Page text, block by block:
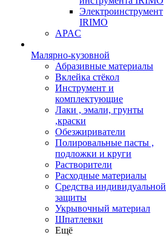
Электроинструмент
IRIMO
APAC
Малярно-кузовной
Абразивные материалы
Вклейка стёкол
Инструмент и
комплектующие
Лаки , эмали, грунты
,краски
Обезжириватели
Полировальные пасты ,
подложки и круги
Растворители
Расходные материалы
Средства индивидуальной
защиты
Укрывочный материал
Шпатлевки
Ещё